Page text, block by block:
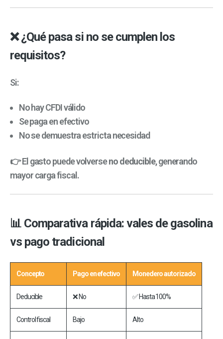
❌ ¿Qué pasa si no se cumplen los
requisitos?
Si:
No hay CFDI válido
Se paga en efectivo
No se demuestra estricta necesidad
👉 El gasto puede volverseno deducible, generando
mayor carga fiscal.
📊 Comparativa rápida: vales de gasolina
vs pago tradicional
Concepto Pago en efectivo Monedero autorizado
Deducible ❌ No ✅ Hasta 100%
Control fiscal Bajo Alto